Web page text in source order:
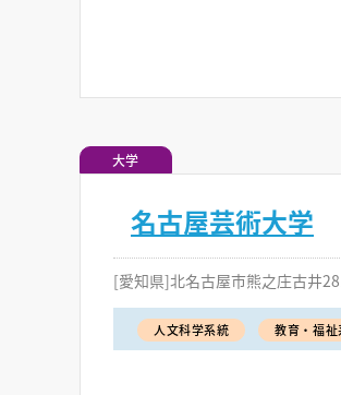
大学
名古屋芸術大学
[愛知県]北名古屋市熊之庄古井
人文科学系統 教育・福祉